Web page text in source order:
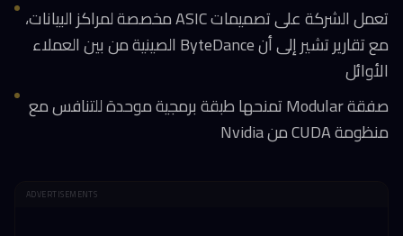
تعمل الشركة على تصميمات ASIC مخصصة لمراكز البيانات،
مع تقارير تشير إلى أن ByteDance الصينية من بين العملاء
الأوائل
صفقة Modular تمنحها طبقة برمجية موحدة للتنافس مع
منظومة CUDA من Nvidia
ADVERTISEMENTS